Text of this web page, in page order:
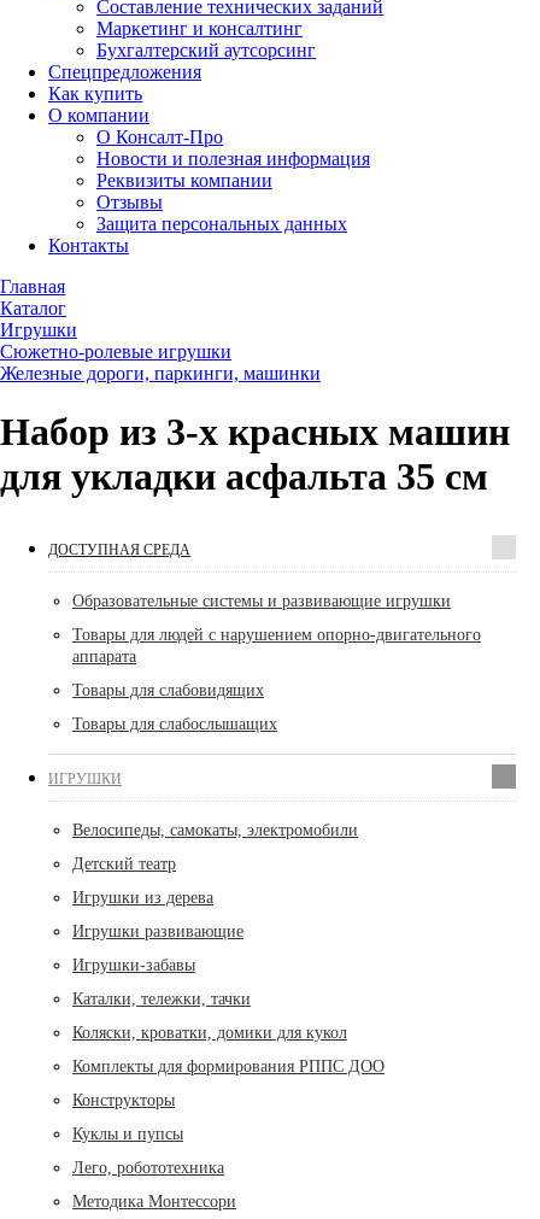
Составление технических заданий
Маркетинг и консалтинг
Бухгалтерский аутсорсинг
Спецпредложения
Как купить
О компании
О Консалт-Про
Новости и полезная информация
Реквизиты компании
Отзывы
Защита персональных данных
Контакты
Главная
Каталог
Игрушки
Сюжетно-ролевые игрушки
Железные дороги, паркинги, машинки
Набор из 3-х красных машин
для укладки асфальта 35 см
ДОСТУПНАЯ СРЕДА
Образовательные системы и развивающие игрушки
Товары для людей с нарушением опорно-двигательного
аппарата
Товары для слабовидящих
Товары для слабослышащих
ИГРУШКИ
Велосипеды, самокаты, электромобили
Детский театр
Игрушки из дерева
Игрушки развивающие
Игрушки-забавы
Каталки, тележки, тачки
Коляски, кроватки, домики для кукол
Комплекты для формирования РППС ДОО
Конструкторы
Куклы и пупсы
Лего, робототехника
Методика Монтессори